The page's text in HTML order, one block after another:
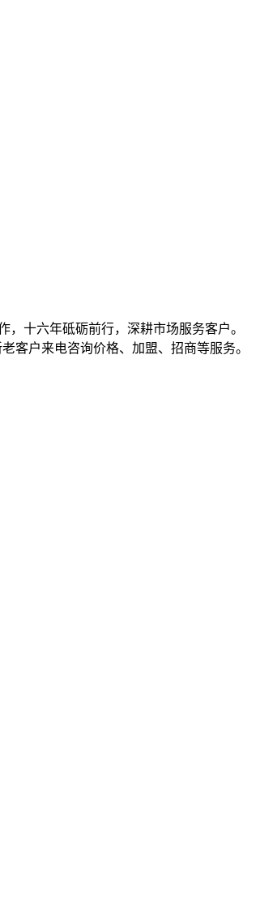
十六年砥砺前行，深耕市场服务客户。
客户来电咨询价格、加盟、招商等服务。